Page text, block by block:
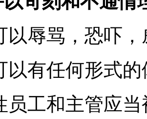
骂，恐吓，
有任何形式的
和主管应当